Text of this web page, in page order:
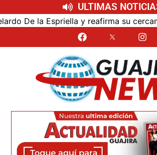
ULTIMAS
su cercanía con el nuevo